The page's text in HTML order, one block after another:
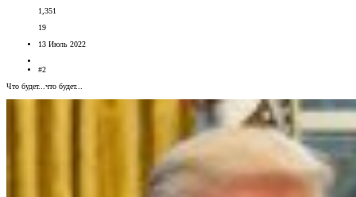
1,351
19
13 Июль 2022
#2
Что будет...что будет...